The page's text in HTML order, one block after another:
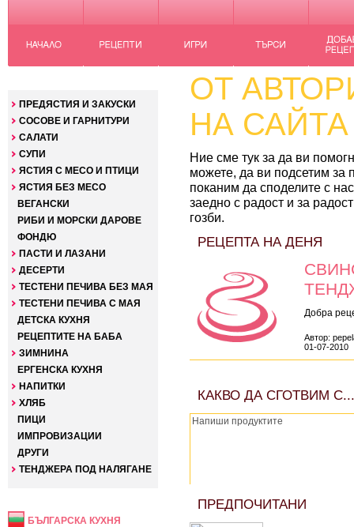
ПРЕДЯСТИЯ И ЗАКУСКИ
СОСОВЕ И ГАРНИТУРИ
САЛАТИ
СУПИ
ЯСТИЯ С МЕСО И ПТИЦИ
ЯСТИЯ БЕЗ МЕСО
ВЕГАНСКИ
РИБИ И МОРСКИ ДАРОВЕ
ФОНДЮ
ПАСТИ И ЛАЗАНИ
ДЕСЕРТИ
ТЕСТЕНИ ПЕЧИВА БЕЗ МАЯ
ТЕСТЕНИ ПЕЧИВА С МАЯ
ДЕТСКА КУХНЯ
РЕЦЕПТИТЕ НА БАБА
ЗИМНИНА
ЕРГЕНСКА КУХНЯ
НАПИТКИ
ХЛЯБ
ПИЦИ
ИМПРОВИЗАЦИИ
ДРУГИ
ТЕНДЖЕРА ПОД НАЛЯГАНЕ
БЪЛГАРСКА КУХНЯ
ОТ
НА САЙТА
Ние сме тук за да ви
можете, да ви подсетим за
поканим да споделите с
заедно с радост и за
гозби.
РЕЦЕПТА НА ДЕНЯ
Добра
Автор:
01-07-2010
КАКВО ДА СГОТВИМ С...
ПРЕДПОЧИТАНИ